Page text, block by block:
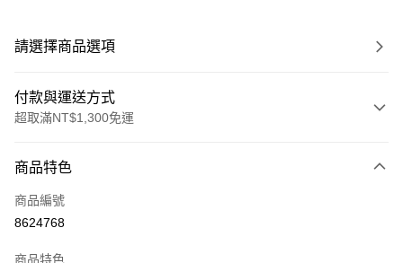
請選擇商品選項
付款與運送方式
超取滿NT$1,300免運
信用卡一次付款
超商取貨付款
運送方式
商品特色
商品編號
8624768
商品特色